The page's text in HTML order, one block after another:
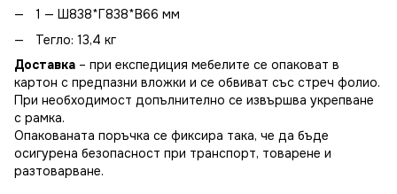
1 — Ш838*Г838*В66 мм
Тегло: 13,4 кг
Доставка – при експедиция мебелите се опаковат в
картон с предпазни вложки и се обвиват със стреч фолио.
При необходимост допълнително се извършва укрепване
с рамка.
Опакованата поръчка се фиксира така, че да бъде
осигурена безопасност при транспорт, товарене и
разтоварване.